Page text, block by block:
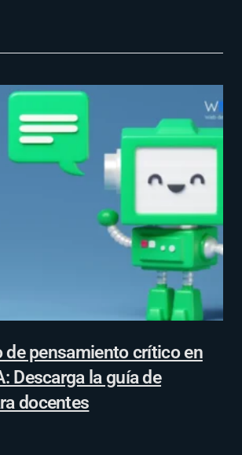
de pensamiento crítico en
Descarga la guía de
docentes